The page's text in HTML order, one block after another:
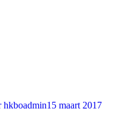
hkboadmin15 maart 2017